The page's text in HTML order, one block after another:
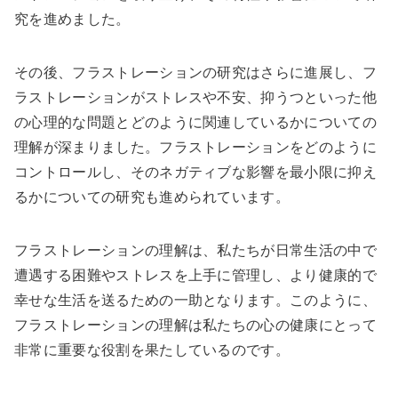
究を進めました。
その後、フラストレーションの研究はさらに進展し、フ
ラストレーションがストレスや不安、抑うつといった他
の心理的な問題とどのように関連しているかについての
理解が深まりました。フラストレーションをどのように
コントロールし、そのネガティブな影響を最小限に抑え
るかについての研究も進められています。
フラストレーションの理解は、私たちが日常生活の中で
遭遇する困難やストレスを上手に管理し、より健康的で
幸せな生活を送るための一助となります。このように、
フラストレーションの理解は私たちの心の健康にとって
非常に重要な役割を果たしているのです。